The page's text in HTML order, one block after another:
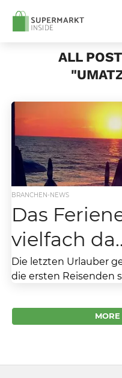
ALL
BRANCHEN-NEWS
Das
vielfach
Die letzten Urlauber
die ersten Reisenden
Württemberger und
MORE